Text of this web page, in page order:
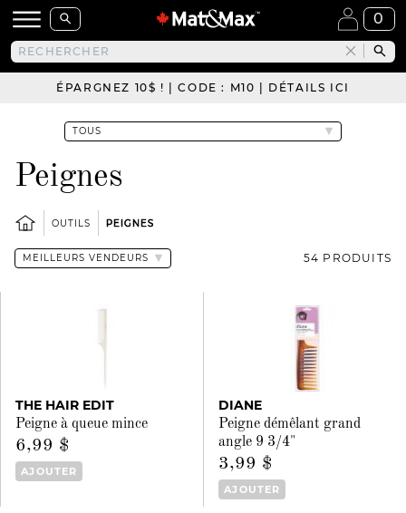
0
ÉPARGNEZ 10$ ! | CODE : M10 | DÉTAILS ICI
Peignes
OUTILS PEIGNES
54 PRODUITS
THE HAIR EDIT
Peigne à queue mince
6,99 $
AJOUTER
DIANE
Peigne démêlant grand
angle 9 3/4"
3,99 $
AJOUTER